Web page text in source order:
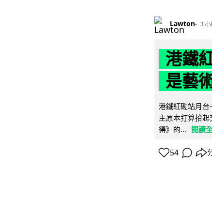
Lawton 3
港鐵
是藝
港鐵紅磡站月
主原本打算拾
得》的... 閱讀
54